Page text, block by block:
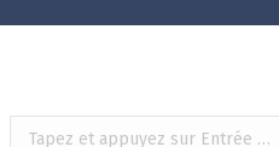
Recherche